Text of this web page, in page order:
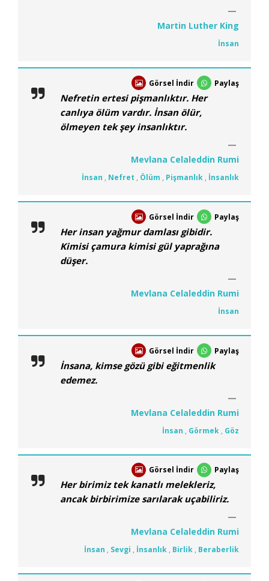
Martin Luther King
İnsan
Görsel İndir Paylaş
Nefretin ertesi pişmanlıktır. Her
canlıya ölüm vardır. İnsan ölür,
ölmeyen tek şey insanlıktır.
Mevlana Celaleddin Rumi
İnsan , Nefret , Ölüm , Pişmanlık , İnsanlık
Görsel İndir Paylaş
Her insan yağmur damlası gibidir.
Kimisi çamura kimisi gül yaprağına
düşer.
Mevlana Celaleddin Rumi
İnsan
Görsel İndir Paylaş
İnsana, kimse gözü gibi eğitmenlik
edemez.
Mevlana Celaleddin Rumi
İnsan , Görmek , Göz
Görsel İndir Paylaş
Her birimiz tek kanatlı melekleriz,
ancak birbirimize sarılarak uçabiliriz.
Mevlana Celaleddin Rumi
İnsan , Sevgi , İnsanlık , Birlik , Beraberlik